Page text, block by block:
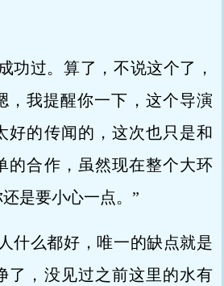
功过。算了，不说这个了，
我提醒你一下，这个导演
好的传闻的，这次也只是和
的合作，虽然现在整个大环
是要小心一点。”
什么都好，唯一的缺点就是
了，没见过之前这里的水有